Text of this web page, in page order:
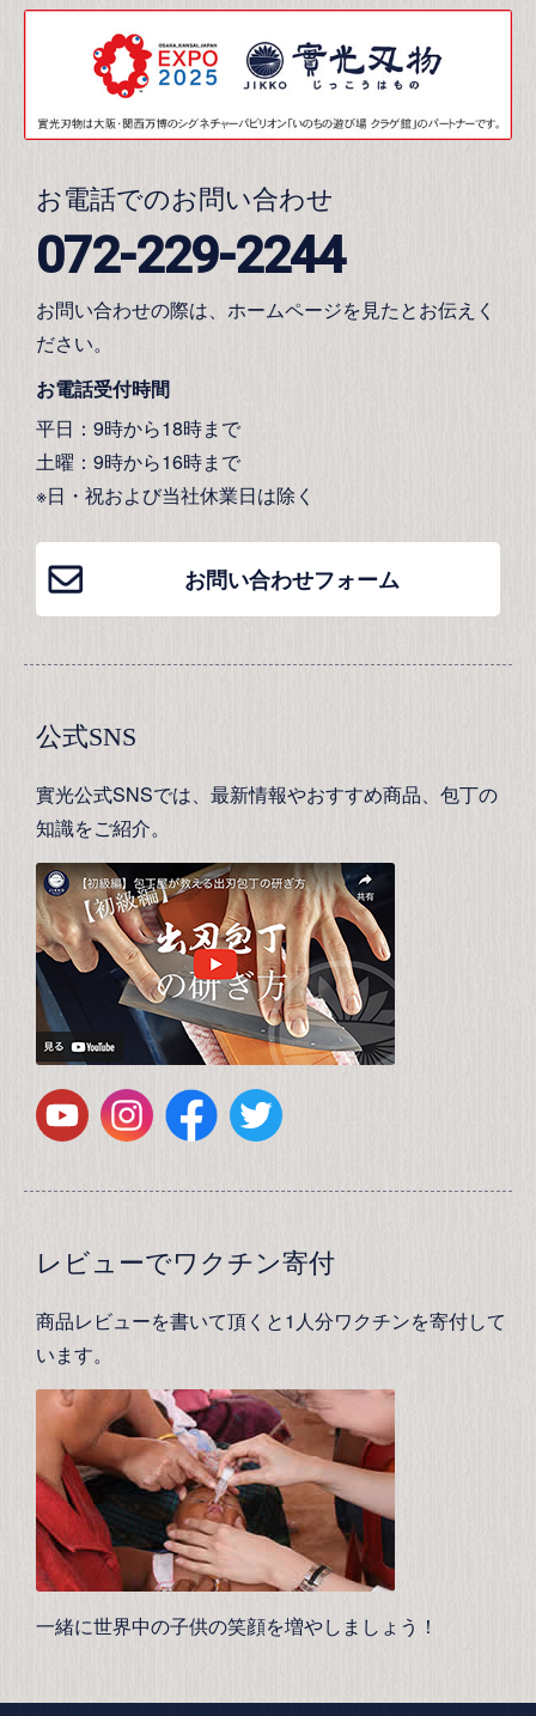
お電話でのお問い合わせ
072-229-2244
お問い合わせの際は、ホームページを見たとお伝えく
ださい。
お電話受付時間
平日：9時から18時まで
土曜：9時から16時まで
※日・祝および当社休業日は除く
お問い合わせフォーム
公式SNS
實光公式SNSでは、最新情報やおすすめ商品、包丁の
知識をご紹介。
レビューでワクチン寄付
商品レビューを書いて頂くと1人分ワクチンを寄付して
います。
一緒に世界中の子供の笑顔を増やしましょう！